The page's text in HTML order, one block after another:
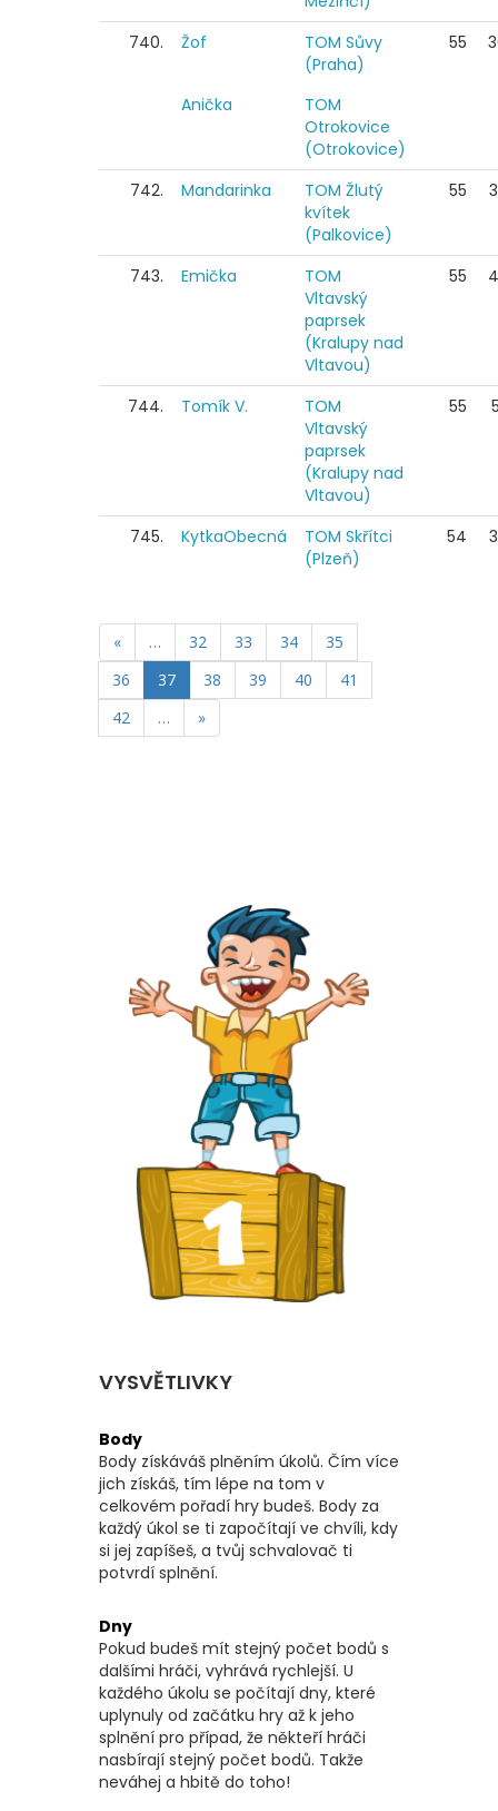
740. Žof
TOM Sůvy
(Praha)
55
Anička
TOM
Otrokovice
(Otrokovice)
742.
Mandarinka
TOM Žlutý
kvítek
(Palkovice)
55
743. Emička
TOM
Vltavský
paprsek
(Kralupy nad
Vltavou)
55
744. Tomík V.
TOM
Vltavský
paprsek
(Kralupy nad
Vltavou)
55
745. KytkaObecná
TOM Skřítci
(Plzeň)
54
« … 32 33 34
35
36
37 38 39 40
41
42
… »
VYSVĚTLIVKY
Body
Body získáváš plněním úkolů. Čím více
jich získáš, tím lépe na tom v
celkovém pořadí hry budeš. Body za
každý úkol se ti započítají ve chvíli, kdy
si jej zapíšeš, a tvůj schvalovač ti
potvrdí splnění.
Dny
Pokud budeš mít stejný počet bodů s
dalšími hráči, vyhrává rychlejší. U
každého úkolu se počítají dny, které
uplynuly od začátku hry až k jeho
splnění pro případ, že někteří hráči
nasbírají stejný počet bodů. Takže
neváhej a hbitě do toho!